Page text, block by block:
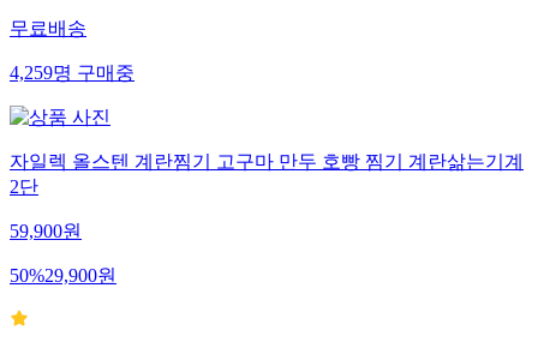
무료배송
4,259명구매중
자일렉 올스텐 계란찜기 고구마 만두 호빵 찜기 계란삶는기계
2단
59,900원
50%29,900원